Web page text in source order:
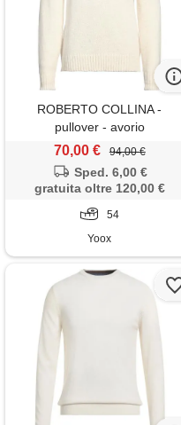
ROBERTO COLLINA -
pullover - avorio
70,00 € 94,00 €
Sped. 6,00 €
gratuita oltre 120,00 €
54
Yoox